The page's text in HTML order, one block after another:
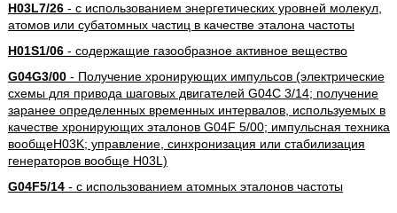
H03L7/26- с использованием энергетических уровней молекул,
атомов или субатомных частиц в качестве эталона частоты
H01S1/06- содержащие газообразное активное вещество
G04G3/00- Получение хронирующих импульсов (электрические
схемы для привода шаговых двигателей G04C 3/14; получение
заранее определенных временных интервалов, используемых в
качестве хронирующих эталонов G04F 5/00; импульсная техника
вообщеH03K; управление, синхронизация или стабилизация
генераторов вообще H03L)
G04F5/14- с использованием атомных эталонов частоты